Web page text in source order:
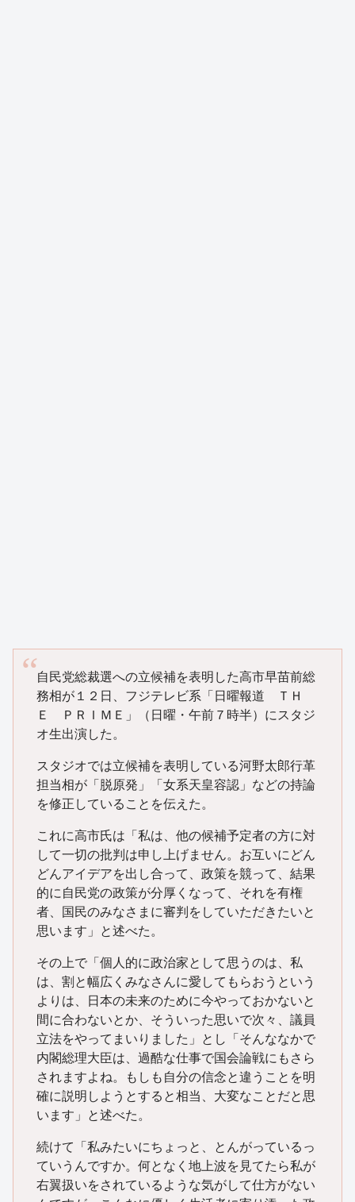
自民党総裁選への立候補を表明した高市早苗前総
務相が１２日、フジテレビ系「日曜報道 ＴＨ
Ｅ ＰＲＩＭＥ」（日曜・午前７時半）にスタジ
オ生出演した。
スタジオでは立候補を表明している河野太郎行革
担当相が「脱原発」「女系天皇容認」などの持論
を修正していることを伝えた。
これに高市氏は「私は、他の候補予定者の方に対
して一切の批判は申し上げません。お互いにどん
どんアイデアを出し合って、政策を競って、結果
的に自民党の政策が分厚くなって、それを有権
者、国民のみなさまに審判をしていただきたいと
思います」と述べた。
その上で「個人的に政治家として思うのは、私
は、割と幅広くみなさんに愛してもらおうという
よりは、日本の未来のために今やっておかないと
間に合わないとか、そういった思いで次々、議員
立法をやってまいりました」とし「そんななかで
内閣総理大臣は、過酷な仕事で国会論戦にもさら
されますよね。もしも自分の信念と違うことを明
確に説明しようとすると相当、大変なことだと思
います」と述べた。
続けて「私みたいにちょっと、とんがっているっ
ていうんですか。何となく地上波を見てたら私が
右翼扱いをされているような気がして仕方がない